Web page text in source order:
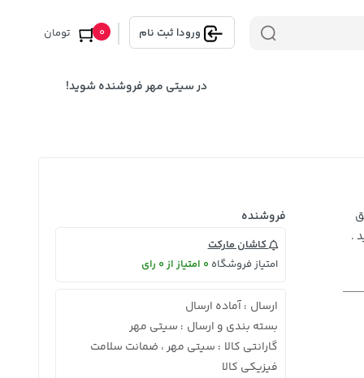
ورود| ثبت نام تومان 0
در سیتی مهر فروشنده شوید!
.
فروشنده
کاشان مارکت
امتیاز فروشگاه0 امتیاز از 0 رای
ارسال :آماده ارسال
بسته بندی و ارسال : سیتی مهر
گارانتی کالا : سیتی مهر ، ضمانت سلامت
فیزیکی کالا